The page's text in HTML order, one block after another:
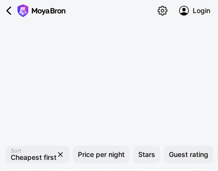
Login
Sort
Cheapest first Price per night Stars Guest rating